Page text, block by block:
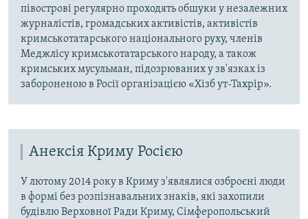
півострові регулярно проходять обшуки у незалежних
журналістів, громадських активістів, активістів
кримськотатарського національного руху, членів
Меджлісу кримськотатарського народу, а також
кримських мусульман, підозрюваних у зв'язках із
забороненою в Росії організацією «Хізб ут-Тахрір».
Анексія Криму Росією
У лютому 2014 року в Криму з'являлися озброєні люди
в формі без розпізнавальних знаків, які захопили
будівлю Верховної Ради Криму, Сімферопольський